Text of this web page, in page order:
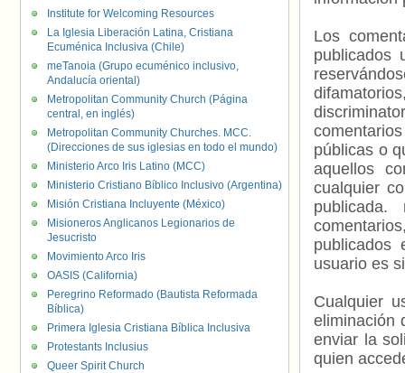
Los
publicados
públicas o
aquellos
cualquier
usuario es
Cualquier
eliminación
enviar la
quien
Institute for Welcoming Resources
La Iglesia Liberación Latina, Cristiana
Ecuménica Inclusiva (Chile)
meTanoia (Grupo ecuménico inclusivo,
Andalucía oriental)
Metropolitan Community Church (Página
central, en inglés)
Metropolitan Community Churches. MCC.
(Direcciones de sus iglesias en todo el mundo)
Ministerio Arco Iris Latino (MCC)
Ministerio Cristiano Bíblico Inclusivo (Argentina)
Misión Cristiana Incluyente (México)
Misioneros Anglicanos Legionarios de
Jesucristo
Movimiento Arco Iris
OASIS (California)
Peregrino Reformado (Bautista Reformada
Bíblica)
Primera Iglesia Cristiana Bíblica Inclusiva
Protestants Inclusius
Queer Spirit Church